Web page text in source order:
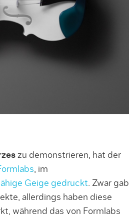
zu demonstrieren, hat der
, im
Geige gedruckt. Zwar gab
allerdings haben diese
während das von Formlabs